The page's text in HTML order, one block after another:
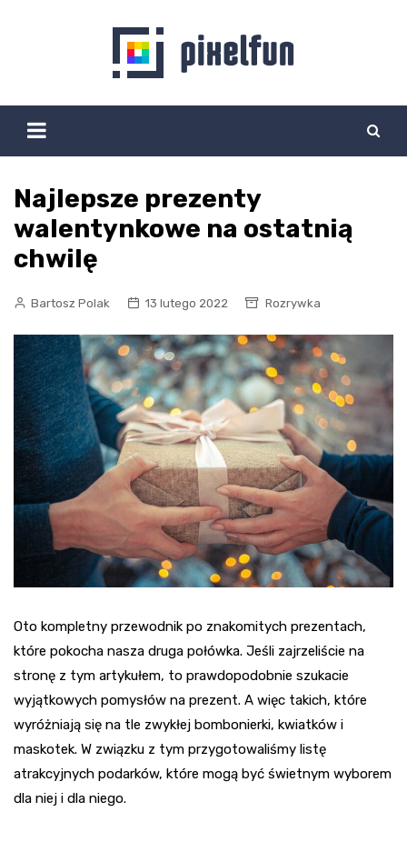
Najlepsze prezenty
walentynkowe na ostatnią
chwilę
Bartosz Polak 13 lutego 2022 Rozrywka
Oto kompletny przewodnik po znakomitych prezentach,
które pokocha nasza druga połówka. Jeśli zajrzeliście na
stronę z tym artykułem, to prawdopodobnie szukacie
wyjątkowych pomysłów na prezent. A więc takich, które
wyróżniają się na tle zwykłej bombonierki, kwiatków i
maskotek. W związku z tym przygotowaliśmy listę
atrakcyjnych podarków, które mogą być świetnym wyborem
dla niej i dla niego.